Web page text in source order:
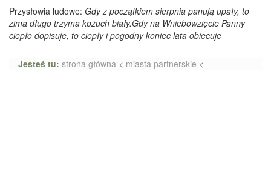
Przysłowia ludowe: Gdy z początkiem sierpnia panują upały, to
zima długo trzyma kożuch biały.Gdy na Wniebowzięcie Panny
ciepło dopisuje, to ciepły i pogodny koniec lata obiecuje
Jesteś tu: strona główna < miasta partnerskie <